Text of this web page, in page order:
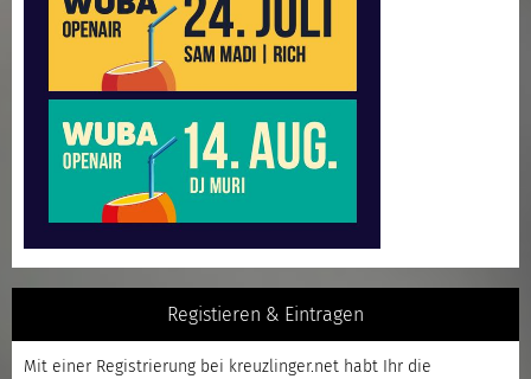
Registieren & Eintragen
Mit einer Registrierung bei kreuzlinger.net habt Ihr die